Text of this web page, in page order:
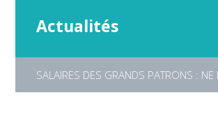
Actualités
SALAIRES DES GRANDS PATRONS :